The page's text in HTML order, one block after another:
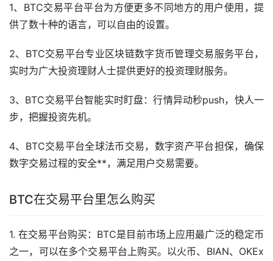
1、BTC交易平台平台为方便更多不同地方的用户使用，提
供了数十种的语言，可以自由的设置。
2、BTC交易平台专业区块链数字货币管理交易服务平台，
实时为广大投资理财人士提供更好的投资理财服务。
3、BTC交易平台智能实时盯盘：行情异动秒push，快人一
步，把握投资先机。
4、BTC交易平台全球法币交易，数字资产平台担保，确保
数字交易过程的安全**，满足用户交易需要。
BTC在交易平台里怎么购买
1. 在交易平台购买：BTC是目前市场 上应用最广泛的稳定币
之一，可以在多个交易平台上购买。以火币、BIAN、OKEx